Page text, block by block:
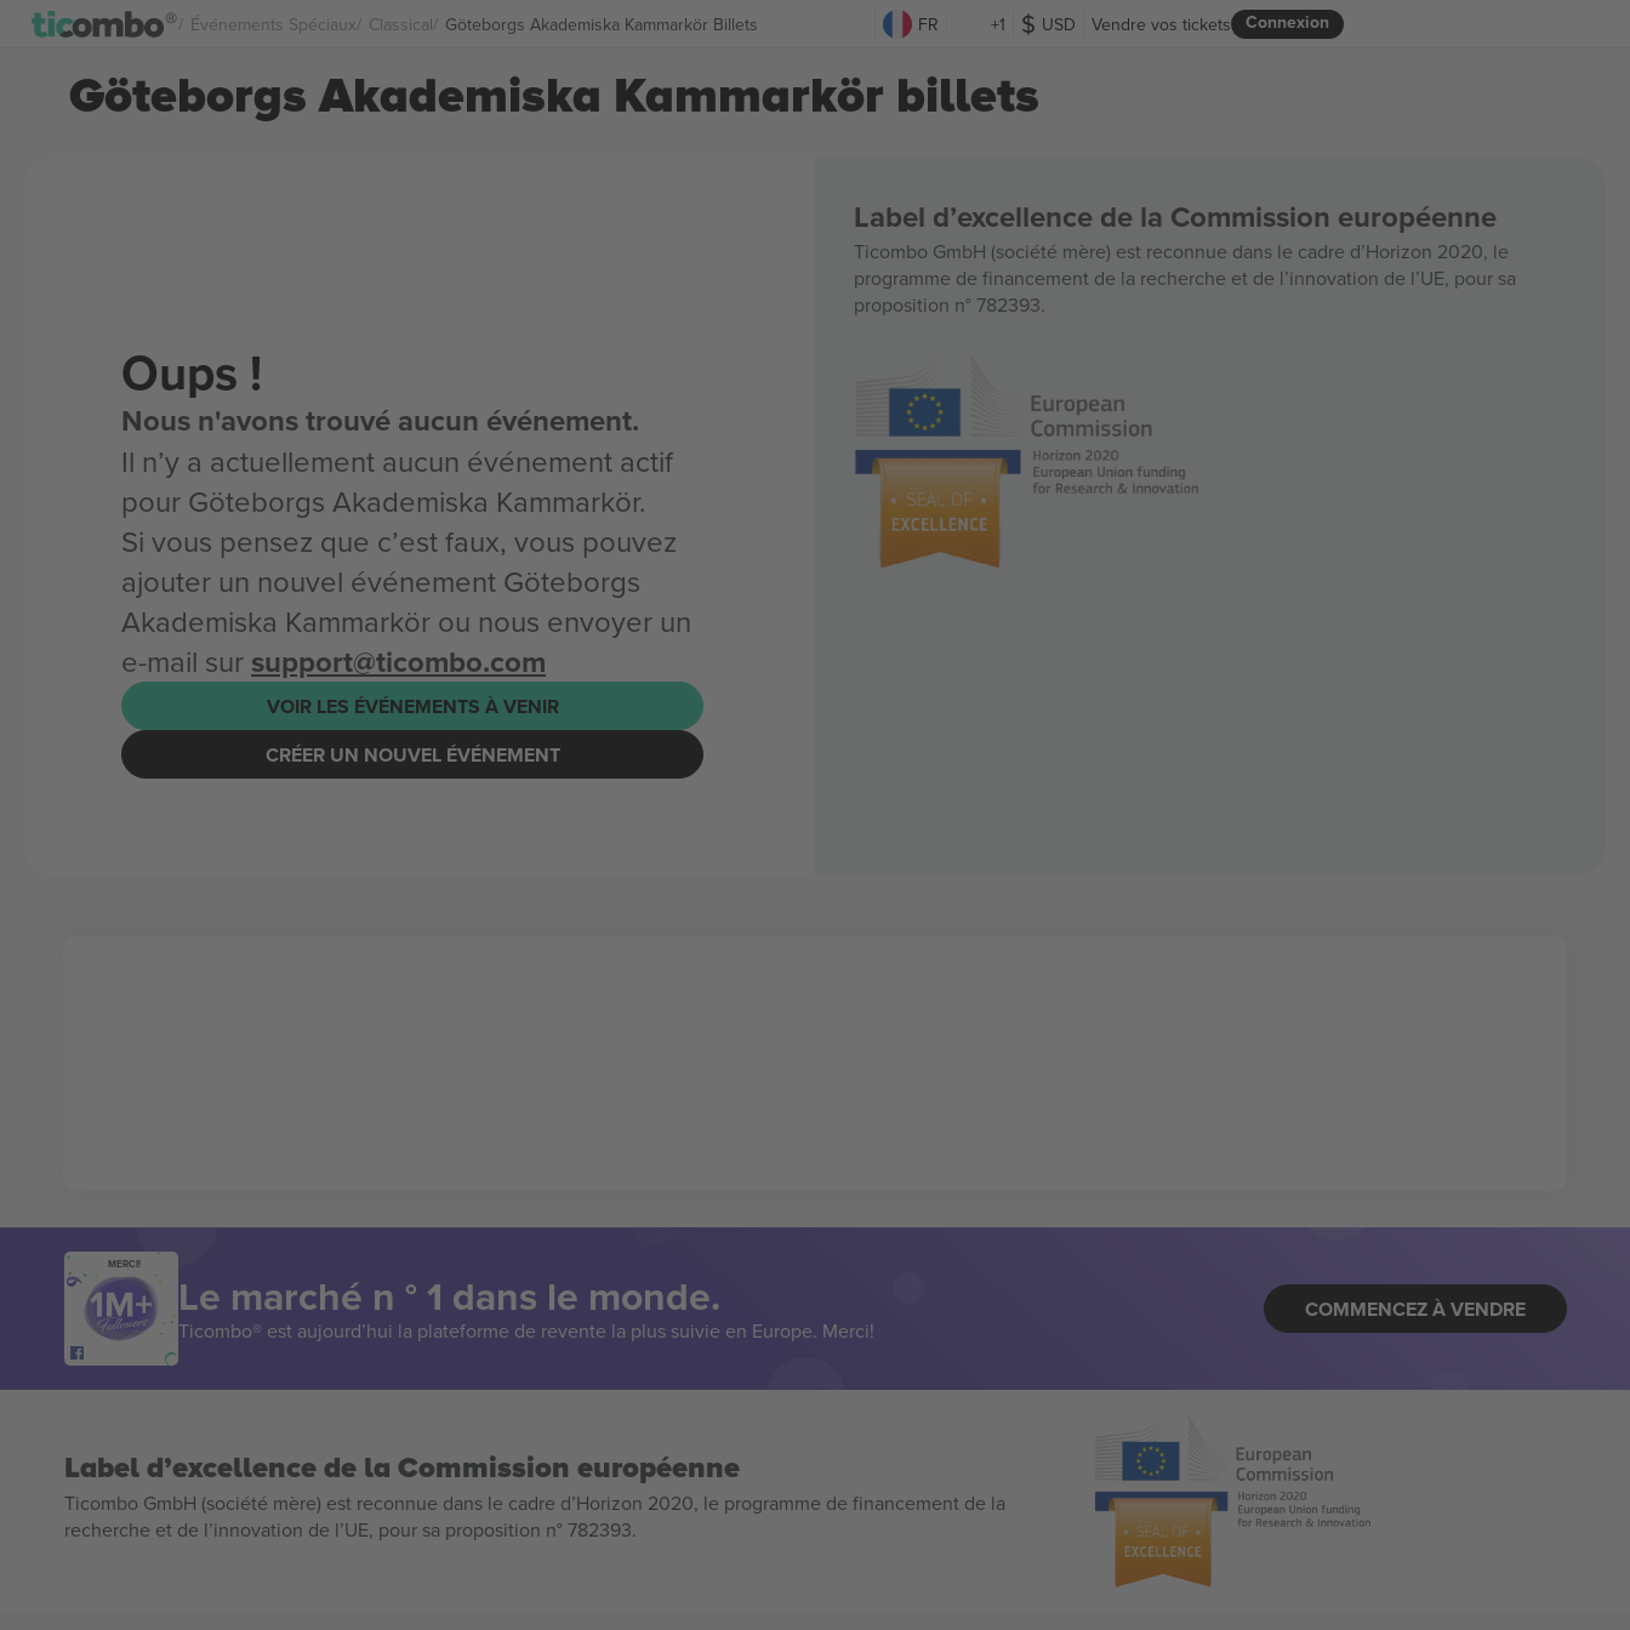
Événements Spéciaux Classical Göteborgs Akademiska Kammarkör Billets FR +1 USD Connexion
Vendre vos tickets
Göteborgs Akademiska Kammarkör billets
Oups !
Nous n'avons trouvé aucun événement.
Il n’y a actuellement aucun événement actif
pour Göteborgs Akademiska Kammarkör.
Si vous pensez que c’est faux, vous pouvez
ajouter un nouvel événement Göteborgs
Akademiska Kammarkör ou nous envoyer un
e-mail sur support@ticombo.com
VOIR LES ÉVÉNEMENTS À VENIR
CRÉER UN NOUVEL ÉVÉNEMENT
Label d’excellence de la Commission européenne
Ticombo GmbH (société mère) est reconnue dans le cadre d’Horizon 2020, le
programme de financement de la recherche et de l’innovation de l’UE, pour sa
proposition n° 782393.
MERCI!
Le marché n ° 1 dans le monde.
Ticombo® est aujourd’hui la plateforme de revente la plus suivie en Europe. Merci!
COMMENCEZ À VENDRE
Label d’excellence de la Commission européenne
Ticombo GmbH (société mère) est reconnue dans le cadre d’Horizon 2020, le programme de financement de la
recherche et de l’innovation de l’UE, pour sa proposition n° 782393.